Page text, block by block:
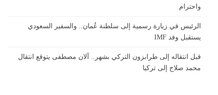
واحترام
الرئيس في زيارة رسمية إلى سلطنة عُمان.. والسفير السعودي
يستقبل وفد IMF
قبل انتقاله إلى طرابزون التركي بشهر.. آلان مصطفى يتوقع انتقال
محمد صلاح إلى تركيا